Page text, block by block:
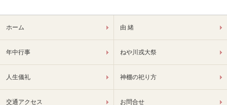
ホーム 由 緒
年中行事 ねや川戎大祭
人生儀礼 神棚の祀り方
交通アクセス お問合せ